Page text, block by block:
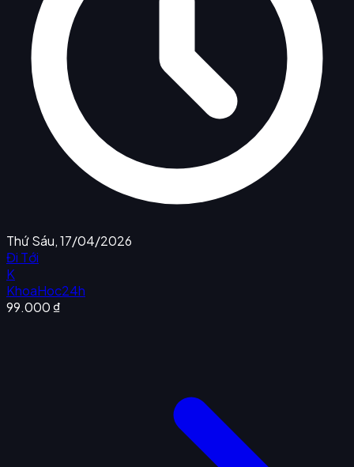
Thứ Sáu, 17/04/2026
Đi Tới
K
KhoaHoc24h
99.000 ₫